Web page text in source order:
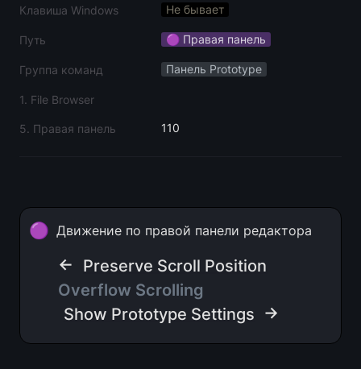
Клавиша Windows Не бывает
Путь 🟣 Правая панель
Группа команд Панель Prototype
1. File Browser
5. Правая панель 110
🟣 Движение по правой панели редактора
←
Preserve Scroll Position
Overflow Scrolling
Show Prototype Settings →